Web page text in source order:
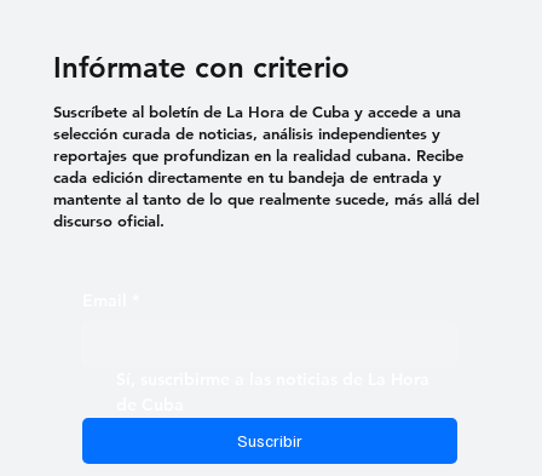
Infórmate con criterio
Suscribir
Suscríbete al boletín de La Hora de Cuba y accede a una
selección curada de noticias, análisis independientes y
reportajes que profundizan en la realidad cubana. Recibe
cada edición directamente en tu bandeja de entrada y
mantente al tanto de lo que realmente sucede, más allá del
discurso oficial.